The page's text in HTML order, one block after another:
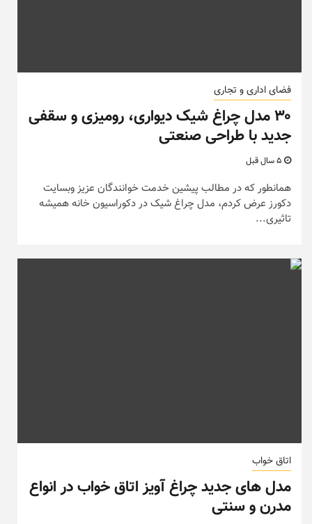
فضای اداری و تجاری
۳۰ مدل چراغ شیک دیواری، رومیزی و سقفی
جدید با طراحی صنعتی
همانطور که در مطالب پیشین خدمت خوانندگان عزیز وبسایت
دکورز عرض کردم، مدل چراغ شیک در دکوراسیون خانه همیشه
تاثیری...
اتاق خواب
مدل های جدید چراغ آویز اتاق خواب در انواع
مدرن و سنتی